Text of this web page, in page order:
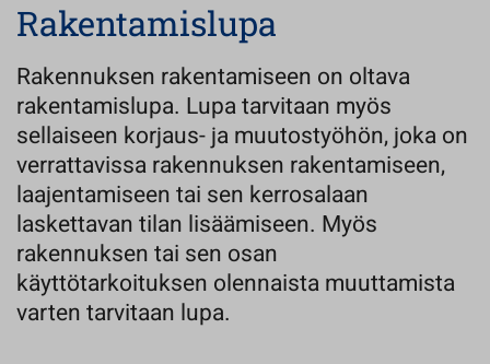
Rakentamislupa
Rakennuksen rakentamiseen on oltava
rakentamislupa. Lupa tarvitaan myös
sellaiseen korjaus- ja muutostyöhön, joka on
verrattavissa rakennuksen rakentamiseen,
laajentamiseen tai sen kerrosalaan
laskettavan tilan lisäämiseen. Myös
rakennuksen tai sen osan
käyttötarkoituksen olennaista muuttamista
varten tarvitaan lupa.